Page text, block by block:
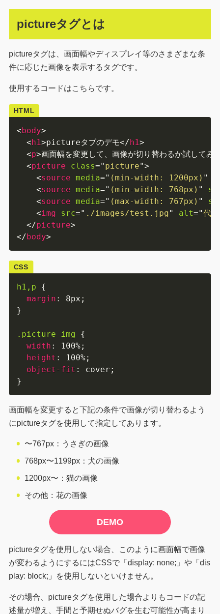
pictureタグとは
pictureタグは、画面幅やディスプレイ等のさまざまな条
件に応じた画像を表示するタグです。
使用するコードはこちらです。
HTML
< body>
< h1>pictureタブのデモ</ h1>
<p>画面幅を変更して、画像が切り替わるか試してみ
<picture class=" picture">
<source media=" (min-width: 1200px) "
<source media=" (min-width: 768px) "
<source media=" (max-width: 767px) "
<img src=" ./images/test.jpg" alt="代
</picture>
</ body>
CSS
h1,p
{
margin : 8px ;
}
.picture img
{
width : 100%;
height : 100%;
object-fit : cover ;
}
画面幅を変更すると下記の条件で画像が切り替わるよう
にpictureタグを使用して指定してあります。
〜767px：うさぎの画像
768px〜1199px：犬の画像
1200px〜：猫の画像
その他：花の画像
DEMO
pictureタグを使用しない場合、このように画面幅で画像
が変わるようにするにはCSSで「display: none;」や「dis
play: block;」を使用しないといけません。
その場合、pictureタグを使用した場合よりもコードの記
述量が増え、手間と予期せぬバグを生む可能性が高まり